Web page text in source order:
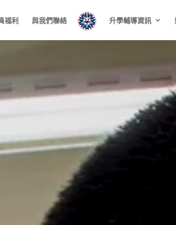
福利 與我們聯絡 升學輔導資訊